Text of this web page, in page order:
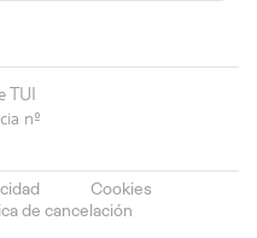
TUI
nº
Cookies
de cancelación